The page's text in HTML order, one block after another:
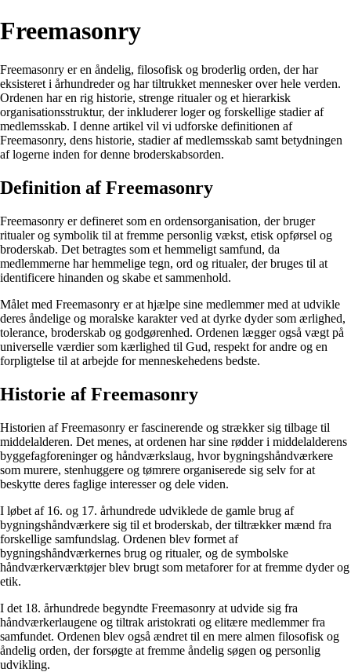
Freemasonry
Freemasonry er en åndelig, filosofisk og broderlig orden, der har
eksisteret i århundreder og har tiltrukket mennesker over hele verden.
Ordenen har en rig historie, strenge ritualer og et hierarkisk
organisationsstruktur, der inkluderer loger og forskellige stadier af
medlemsskab. I denne artikel vil vi udforske definitionen af ​​
Freemasonry, dens historie, stadier af medlemsskab samt betydningen
af ​​logerne inden for denne broderskabsorden.
Definition af Freemasonry
Freemasonry er defineret som en ordensorganisation, der bruger
ritualer og symbolik til at fremme personlig vækst, etisk opførsel og
broderskab. Det betragtes som et hemmeligt samfund, da
medlemmerne har hemmelige tegn, ord og ritualer, der bruges til at
identificere hinanden og skabe et sammenhold.
Målet med Freemasonry er at hjælpe sine medlemmer med at udvikle
deres åndelige og moralske karakter ved at dyrke dyder som ærlighed,
tolerance, broderskab og godgørenhed. Ordenen lægger også vægt på
universelle værdier som kærlighed til Gud, respekt for andre og en
forpligtelse til at arbejde for menneskehedens bedste.
Historie af Freemasonry
Historien af ​​Freemasonry er fascinerende og strækker sig tilbage til
middelalderen. Det menes, at ordenen har sine rødder i middelalderens
byggefagforeninger og håndværkslaug, hvor bygningshåndværkere
som murere, stenhuggere og tømrere organiserede sig selv for at
beskytte deres faglige interesser og dele viden.
I løbet af 16. og 17. århundrede udviklede de gamle brug af
bygningshåndværkere sig til et broderskab, der tiltrækker mænd fra
forskellige samfundslag. Ordenen blev formet af
bygningshåndværkernes brug og ritualer, og de symbolske
håndværkerværktøjer blev brugt som metaforer for at fremme dyder og
etik.
I det 18. århundrede begyndte Freemasonry at udvide sig fra
håndværkerlaugene og tiltrak aristokrati og elitære medlemmer fra
samfundet. Ordenen blev også ændret til en mere almen filosofisk og
åndelig orden, der forsøgte at fremme åndelig søgen og personlig
udvikling.